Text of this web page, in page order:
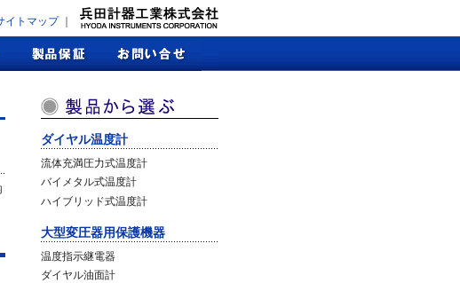
イトマップ｜
ダイヤル温度計
流体充満圧力式温度計
バイメタル式温度計
ハイブリッド式温度計
大型変圧器用保護機器
温度指示継電器
ダイヤル油面計